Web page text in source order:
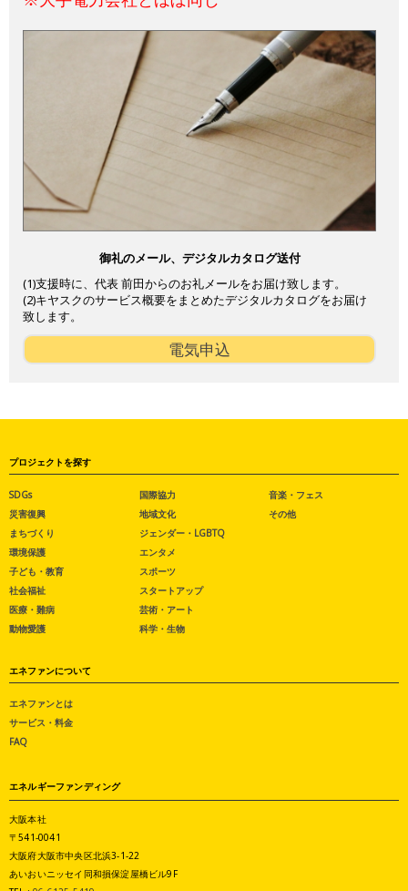
御礼のメール、デジタルカタログ送付
(1)支援時に、代表 前田からのお礼メールをお届け致します。
(2)キヤスクのサービス概要をまとめたデジタルカタログをお届け
致します。
電気申込
プロジェクトを探す
SDGs
災害復興
まちづくり
環境保護
子ども・教育
社会福祉
医療・難病
動物愛護
国際協力
地域文化
ジェンダー・LGBTQ
エンタメ
スポーツ
スタートアップ
芸術・アート
科学・生物
音楽・フェス
その他
エネファンについて
エネファンとは
サービス・料金
FAQ
エネルギーファンディング
大阪本社
〒541-0041
大阪府大阪市中央区北浜3-1-22
あいおいニッセイ同和損保淀屋橋ビル9F